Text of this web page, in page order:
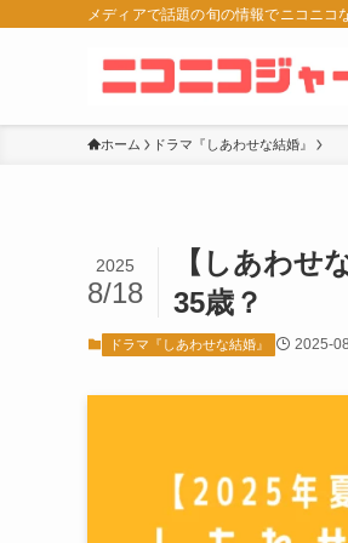
メディアで話題の旬の情報でニコニ
ホーム ドラマ『しあわせな結婚』
【しあわせ
35歳？
2025
8/18
ドラマ『しあわせな結婚』 2025-